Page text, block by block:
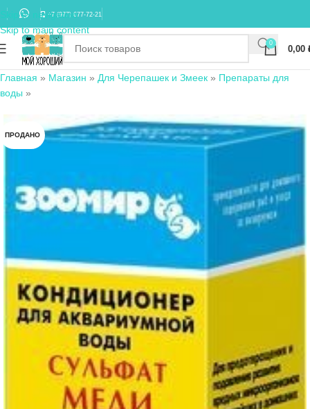
Skip to navigation
Skip to main content
+7 (977) 677-72-21
0
0,00
Главная » Магазин » Для Черепашек и Змеек » Препараты для
воды »
ПРОДАНО